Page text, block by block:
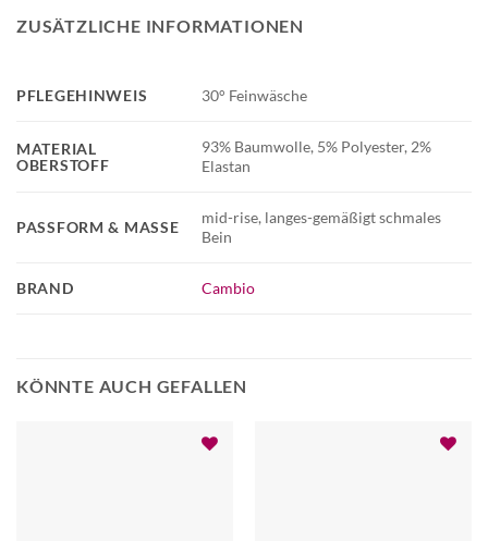
ZUSÄTZLICHE INFORMATIONEN
BRAND Cambio
PFLEGEHINWEIS 30° Feinwäsche
MATERIAL
OBERSTOFF
93% Baumwolle, 5% Polyester, 2%
Elastan
PASSFORM & MASSE
mid-rise, langes-gemäßigt schmales
Bein
KÖNNTE AUCH GEFALLEN